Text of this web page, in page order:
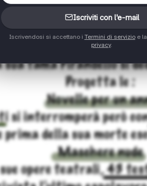
Iscriviti con l'e-mail
Iscrivendosi si accettano i Termini di servizioe la
privacy.